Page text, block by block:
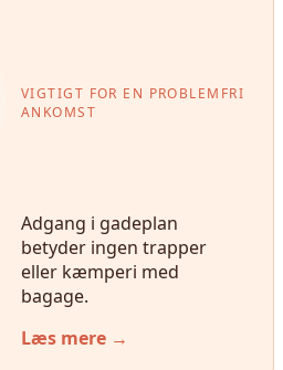
VIGTIGT FOR EN PROBLEMFRI
ANKOMST
Adgang i gadeplan
betyder ingen trapper
eller kæmperi med
bagage.
Læs mere →